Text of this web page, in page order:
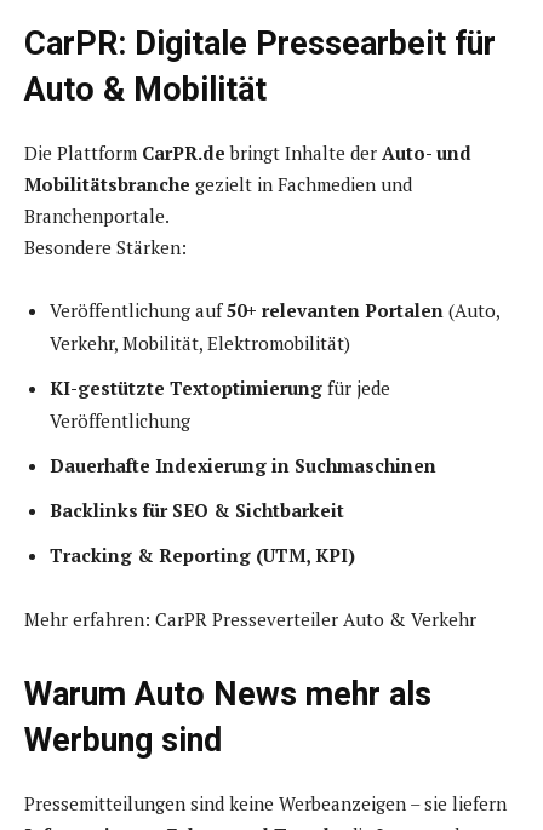
CarPR: Digitale Pressearbeit für
Auto & Mobilität
Die Plattform CarPR.de bringt Inhalte der Auto- und
Mobilitätsbranche gezielt in Fachmedien und
Branchenportale.
Besondere Stärken:
Veröffentlichung auf50+ relevanten Portalen (Auto,
Verkehr, Mobilität, Elektromobilität)
KI-gestützte Textoptimierung für jede
Veröffentlichung
Dauerhafte Indexierung in Suchmaschinen
Backlinks für SEO & Sichtbarkeit
Tracking & Reporting (UTM, KPI)
Mehr erfahren: CarPR Presseverteiler Auto & Verkehr
Warum Auto News mehr als
Werbung sind
Pressemitteilungen sind keine Werbeanzeigen – sie liefern